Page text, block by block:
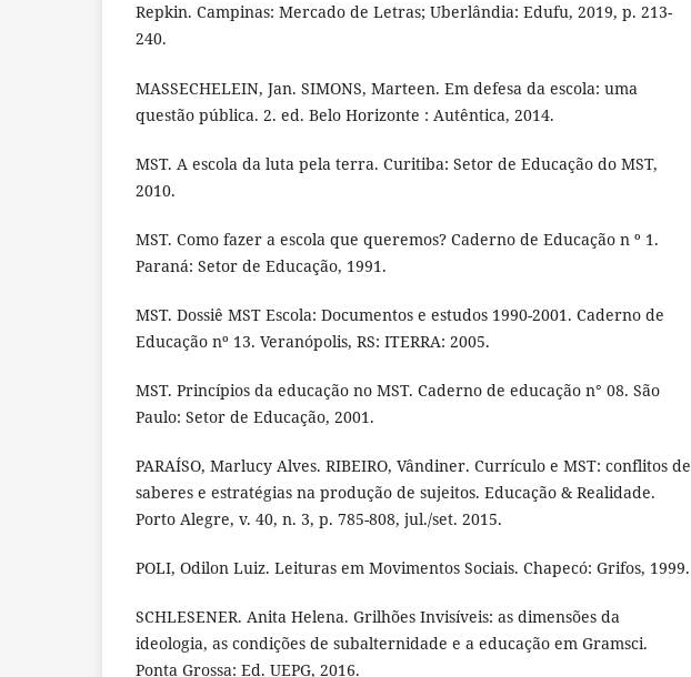
Repkin. Campinas: Mercado de Letras; Uberlândia: Edufu, 2019, p. 213-
240.
MASSECHELEIN, Jan. SIMONS, Marteen. Em defesa da escola: uma
questão pública. 2. ed. Belo Horizonte : Autêntica, 2014.
MST. A escola da luta pela terra. Curitiba: Setor de Educação do MST,
2010.
MST. Como fazer a escola que queremos? Caderno de Educação n º 1.
Paraná: Setor de Educação, 1991.
MST. Dossiê MST Escola: Documentos e estudos 1990-2001. Caderno de
Educação nº 13. Veranópolis, RS: ITERRA: 2005.
MST. Princípios da educação no MST. Caderno de educação n° 08. São
Paulo: Setor de Educação, 2001.
PARAÍSO, Marlucy Alves. RIBEIRO, Vândiner. Currículo e MST: conflitos de
saberes e estratégias na produção de sujeitos. Educação & Realidade.
Porto Alegre, v. 40, n. 3, p. 785-808, jul./set. 2015.
POLI, Odilon Luiz. Leituras em Movimentos Sociais. Chapecó: Grifos, 1999.
SCHLESENER. Anita Helena. Grilhões Invisíveis: as dimensões da
ideologia, as condições de subalternidade e a educação em Gramsci.
Ponta Grossa: Ed. UEPG, 2016.